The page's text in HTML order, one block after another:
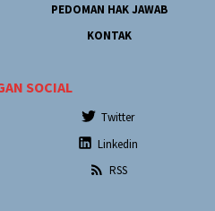
PEDOMAN HAK JAWAB
KONTAK
SOCIAL
Twitter
Linkedin
RSS